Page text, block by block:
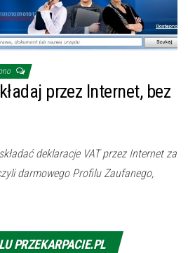
przez Internet, bez
deklaracje VAT przez Internet za
darmowego Profilu Zaufanego,
PRZEKARPACIE.PL